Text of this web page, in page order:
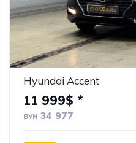
Hyundai Accent
11 999$ *
BYN 34 977